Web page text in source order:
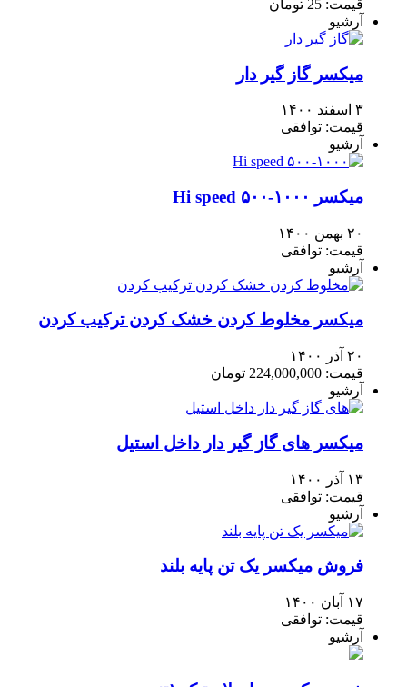
قیمت: 25 تومان
آرشیو
میکسر گاز گیر دار
۳ اسفند ۱۴۰۰
قیمت: توافقی
آرشیو
میکسر Hi speed ۵۰۰-۱۰۰۰
۲۰ بهمن ۱۴۰۰
قیمت: توافقی
آرشیو
میکسر مخلوط کردن خشک کردن ترکیب کردن
۲۰ آذر ۱۴۰۰
قیمت: 224,000,000 تومان
آرشیو
میکسر های گاز گیر دار داخل استیل
۱۳ آذر ۱۴۰۰
قیمت: توافقی
آرشیو
فروش میکسر یک تن پایه بلند
۱۷ آبان ۱۴۰۰
قیمت: توافقی
آرشیو